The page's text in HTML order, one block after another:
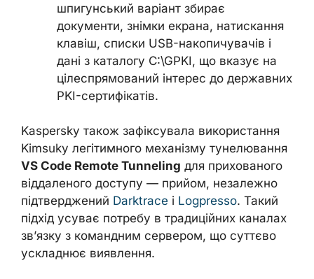
шпигунський варіант збирає
документи, знімки екрана, натискання
клавіш, списки USB-накопичувачів і
дані з каталогу C:\GPKI, що вказує на
цілеспрямований інтерес до державних
PKI-сертифікатів.
Kaspersky також зафіксувала використання
Kimsuky легітимного механізму тунелювання
VS Code Remote Tunneling для прихованого
віддаленого доступу — прийом, незалежно
підтверджений Darktrace і Logpresso. Такий
підхід усуває потребу в традиційних каналах
зв’язку з командним сервером, що суттєво
ускладнює виявлення.